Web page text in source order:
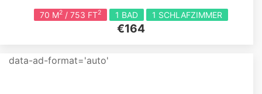
70 M2 / 753 FT2 1 BAD 1 SCHLAFZIMMER
€164
data-ad-format='auto'